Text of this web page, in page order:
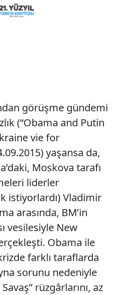
görüşme gündemi
(“Obama and Putin
vie for
yaşansa da,
Moskova tarafı
liderler
istiyorlardı) Vladimir
arasında, BM’in
vesilesiyle New
Obama ile
farklı taraflarda
sorunu nedeniyle
rüzgârlarını, az